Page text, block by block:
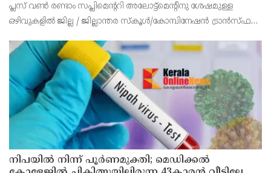
പ്ലസ് വൺ രണ്ടാം സപ്ലിമെന്ററി അലോട്ട്‌മെന്റിനു ശേഷമുള്ള
ഒഴിവുകളിൽ ജില്ല / ജില്ലാന്തര സ്‌കൂൾ/കോമ്പിനേഷൻ ട്രാൻസ്ഫർ
വൈകിട്ട് 4 മണി വരെ നൽകിയിരുന്നു
നിപയിൽ നിന്ന് പൂർണമുക്തി; മെഡിക്കൽ